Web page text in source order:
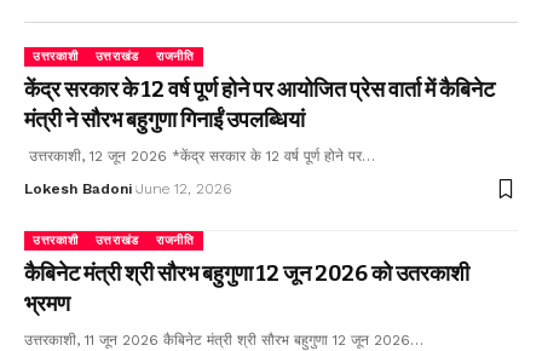
उत्तरकाशी उत्तराखंड राजनीति
केंद्र सरकार के 12 वर्ष पूर्ण होने पर आयोजित प्रेस वार्ता में कैबिनेट
मंत्री ने सौरभ बहुगुणा गिनाईं उपलब्धियां
उत्तरकाशी, 12 जून 2026 *केंद्र सरकार के 12 वर्ष पूर्ण होने पर…
Lokesh Badoni June 12, 2026
उत्तरकाशी उत्तराखंड राजनीति
कैबिनेट मंत्री श्री सौरभ बहुगुणा 12 जून 2026 को उतरकाशी
भ्रमण
उत्तरकाशी, 11 जून 2026 कैबिनेट मंत्री श्री सौरभ बहुगुणा 12 जून 2026…